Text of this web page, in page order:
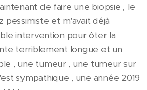
de faire une biopsie , le
pessimiste et m'avait déjà
intervention pour ôter la
terriblement longue et un
, une tumeur , une tumeur sur
sympathique , une année 2019